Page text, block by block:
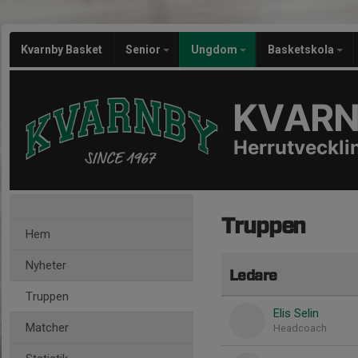
Kvarnby Basket Senior Ungdom Basketskola
Hem
Nyheter
Truppen
Matcher
Truppen
Ledare
Elis Selin
Headcoach